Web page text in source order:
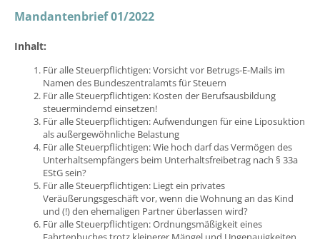
Mandantenbrief 01/2022
Inhalt:
Für alle Steuerpflichtigen: Vorsicht vor Betrugs-E-Mails im
Namen des Bundeszentralamts für Steuern
Für alle Steuerpflichtigen: Kosten der Berufsausbildung
steuermindernd einsetzen!
Für alle Steuerpflichtigen: Aufwendungen für eine Liposuktion
als außergewöhnliche Belastung
Für alle Steuerpflichtigen: Wie hoch darf das Vermögen des
Unterhaltsempfängers beim Unterhaltsfreibetrag nach § 33a
EStG sein?
Für alle Steuerpflichtigen: Liegt ein privates
Veräußerungsgeschäft vor, wenn die Wohnung an das Kind
und (!) den ehemaligen Partner überlassen wird?
Für alle Steuerpflichtigen: Ordnungsmäßigkeit eines